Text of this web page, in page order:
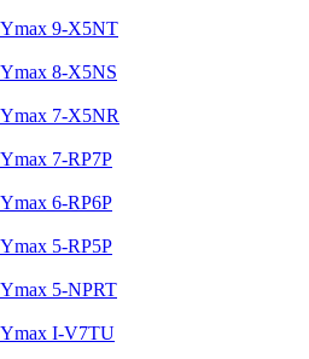
9-X5NT
8-X5NS
7-X5NR
7-RP7P
6-RP6P
5-RP5P
5-NPRT
I-V7TU